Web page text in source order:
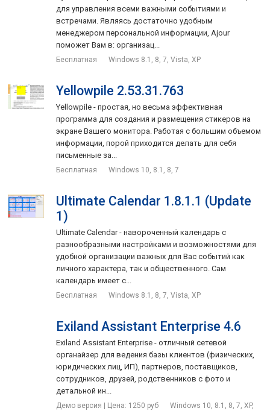
для управления всеми важными событиями и
встречами. Являясь достаточно удобным
менеджером персональной информации, Ajour
поможет Вам в: организац...
Бесплатная Windows 8.1, 8, 7, Vista, XP
Yellowpile 2.53.31.763
Yellowpile - простая, но весьма эффективная
программа для создания и размещения стикеров на
экране Вашего монитора. Работая с большим объемом
информации, порой приходится делать для себя
письменные за...
Бесплатная Windows 10, 8.1, 8, 7
Ultimate Calendar 1.8.1.1 (Update
1)
Ultimate Calendar - навороченный календарь с
разнообразными настройками и возможностями для
удобной организации важных для Вас событий как
личного характера, так и общественного. Сам
календарь имеет с...
Бесплатная Windows 8.1, 8, 7, Vista, XP
Exiland Assistant Enterprise 4.6
Exiland Assistant Enterprise - отличный сетевой
органайзер для ведения базы клиентов (физических,
юридических лиц, ИП), партнеров, поставщиков,
сотрудников, друзей, родственников с фото и
детальной ин...
Демо версия | Цена: 1250 руб Windows 10, 8.1, 8, 7, XP,